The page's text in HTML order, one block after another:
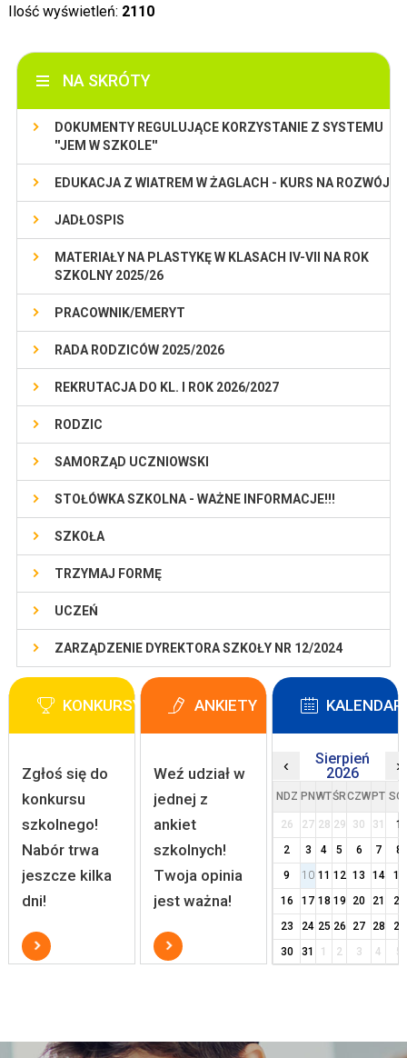
Ilość wyświetleń: 2110
NA SKRÓTY
DOKUMENTY REGULUJĄCE KORZYSTANIE Z SYSTEMU
''JEM W SZKOLE''
EDUKACJA Z WIATREM W ŻAGLACH - KURS NA ROZWÓJ
JADŁOSPIS
MATERIAŁY NA PLASTYKĘ W KLASACH IV-VII NA ROK
SZKOLNY 2025/26
PRACOWNIK/EMERYT
RADA RODZICÓW 2025/2026
REKRUTACJA DO KL. I ROK 2026/2027
RODZIC
SAMORZĄD UCZNIOWSKI
STOŁÓWKA SZKOLNA - WAŻNE INFORMACJE!!!
SZKOŁA
TRZYMAJ FORMĘ
UCZEŃ
ZARZĄDZENIE DYREKTORA SZKOŁY NR 12/2024
KONKURSY
Zgłoś się do
konkursu
szkolnego!
Nabór trwa
jeszcze kilka
dni!
ANKIETY
Weź udział w
jednej z
ankiet
szkolnych!
Twoja opinia
jest ważna!
‹
Sierpień
2026
›
NDZ PN WTŚRCZW PT
26 27 28 29 30 31
1
2
3 4 5 6 7
8
9
10 11 12 13 14
15
16
17 18 19 20 21
22
23
24 25 26 27 28
29
30
31 1 2 3 4 5